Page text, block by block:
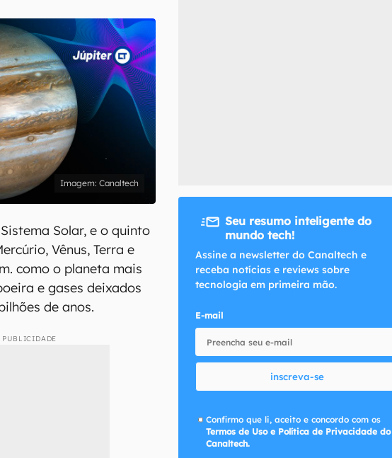
inscreva-se
com os Termos de Uso e Política de Privacidade do Canaltech.
Canaltech
Solar, e o quinto
Vênus, Terra e
como o planeta mais
e gases deixados
de anos.
Seu resumo inteligente do
mundo tech!
Assine a newsletter do Canaltech e
receba notícias e reviews sobre
tecnologia em primeira mão.
E-mail
inscreva-se
Confirmo que li, aceito e concordo com os
Termos de Uso e Política de Privacidade do
Canaltech.